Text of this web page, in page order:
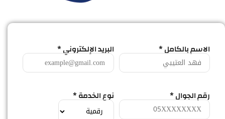
الاسم بالكامل * البريد الإلكتروني *
رقم الجوال * نوع الخدمة *